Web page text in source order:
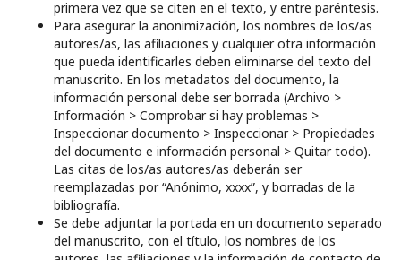
primera vez que se citen en el texto, y entre paréntesis.
Para asegurar la anonimización, los nombres de los/as
autores/as, las afiliaciones y cualquier otra información
que pueda identificarles deben eliminarse del texto del
manuscrito. En los metadatos del documento, la
información personal debe ser borrada (Archivo >
Información > Comprobar si hay problemas >
Inspeccionar documento > Inspeccionar > Propiedades
del documento e información personal > Quitar todo).
Las citas de los/as autores/as deberán ser
reemplazadas por “Anónimo, xxxx”, y borradas de la
bibliografía.
Se debe adjuntar la portada en un documento separado
del manuscrito, con el título, los nombres de los